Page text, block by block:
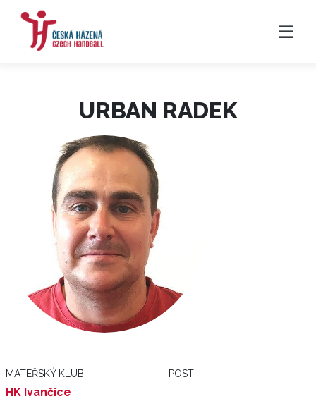
URBAN RADEK
MATEŘSKÝ KLUB
HK Ivančice
POST